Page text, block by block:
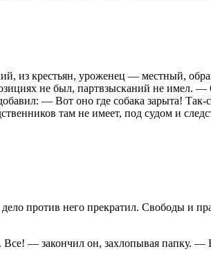
из крестьян, уроженец — местный,
не был, партвзысканий не имел.
— Вот оно где собака зарыта! Так-
там не имеет, под судом и
против него прекратил. Свободы и
— закончил он, захлопывая папку. —